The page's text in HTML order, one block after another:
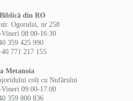
din RO
Ogorului, nr 258
08:00-16:30
359 425 990
771 217 155
Metanoia
colț cu Nufărului
09:00-17:00
359 800 836